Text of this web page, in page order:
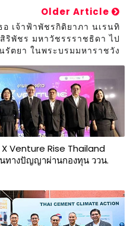
Older Article
อ เจ้าฟ้าพัชรกิติยาภา นเรนทิ
ริพัชร มหาวัชรรราชธิดา ไป
รัตยา ในพระบรมมหาราชวัง
Venture Rise Thailand
ทางปัญญาผ่านกองทุน ววน.